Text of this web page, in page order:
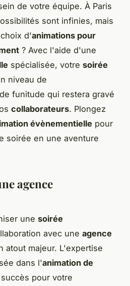
de votre équipe. À Paris
sont infinies, mais
d'animations pour
? Avec l'aide d'une
spécialisée, votre soirée
niveau de
funitude qui restera gravé
collaborateurs. Plongez
évènementielle pour
soirée en une aventure
agence
une soirée
avec une agence
atout majeur. L'expertise
dans l'animation de
pour votre